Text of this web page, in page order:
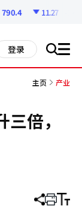
11.27 -1.41%
登录 搜 all
主页 产业
倍，
分 打 调